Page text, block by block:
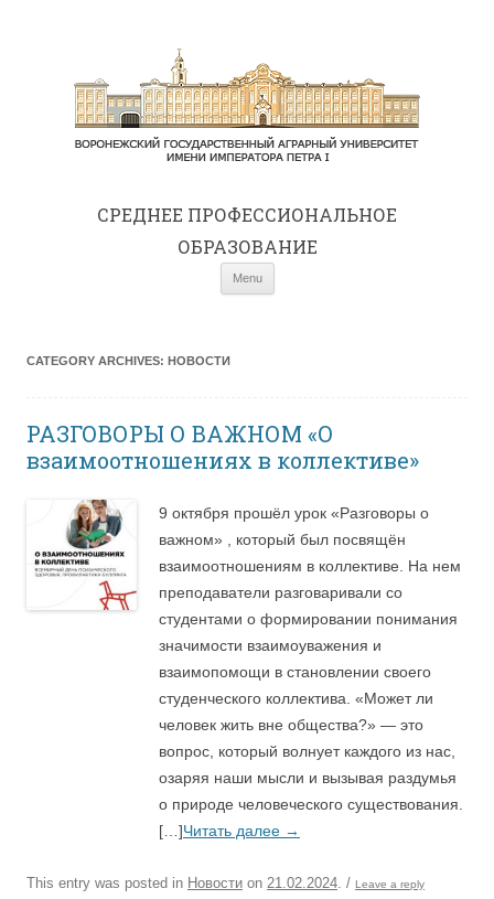
СРЕДНЕE ПРОФЕССИОНАЛЬНОЕ
ОБРАЗОВАНИЕ
Menu
CATEGORY ARCHIVES: НОВОСТИ
РАЗГОВОРЫ О ВАЖНОМ «О
взаимоотношениях в коллективе»
9 октября прошёл урок «Разговоры о
важном» , который был посвящён
взаимоотношениям в коллективе. На нем
преподаватели разговаривали со
студентами о формировании понимания
значимости взаимоуважения и
взаимопомощи в становлении своего
студенческого коллектива. «Может ли
человек жить вне общества?» — это
вопрос, который волнует каждого из нас,
озаряя наши мысли и вызывая раздумья
о природе человеческого существования.
[…]Читать далее →
This entry was posted in Новости on 21.02.2024 / Leave a reply